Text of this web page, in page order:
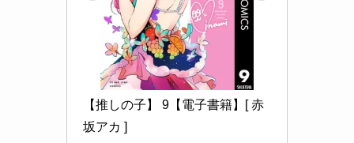
【推しの子】 9【電子書籍】[ 赤
坂アカ ]